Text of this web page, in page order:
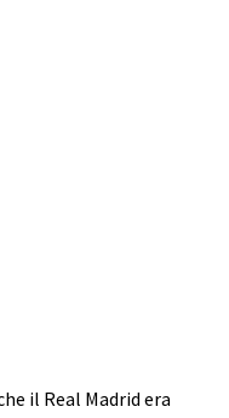
il Real Madrid era